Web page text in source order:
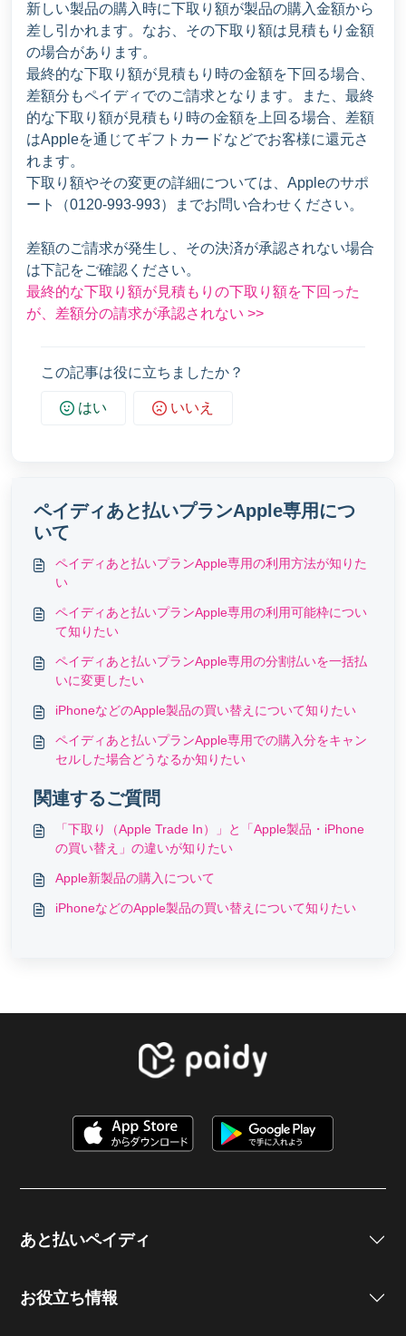
新しい製品の購入時に下取り額が製品の購入金額から
差し引かれます。なお、その下取り額は見積もり金額
の場合があります。
最終的な下取り額が見積もり時の金額を下回る場合、
差額分もペイディでのご請求となります。また、最終
的な下取り額が見積もり時の金額を上回る場合、差額
はAppleを通じてギフトカードなどでお客様に還元さ
れます。
下取り額やその変更の詳細については、Appleのサポ
ート（0120-993-993）までお問い合わせください。
差額のご請求が発生し、その決済が承認されない場合
は下記をご確認ください。
最終的な下取り額が見積もりの下取り額を下回った
が、差額分の請求が承認されない >>
この記事は役に立ちましたか？
はい いいえ
ペイディあと払いプランApple専用につ
いて
ペイディあと払いプランApple専用の利用方法が知りた
い
ペイディあと払いプランApple専用の利用可能枠につい
て知りたい
ペイディあと払いプランApple専用の分割払いを一括払
いに変更したい
iPhoneなどのApple製品の買い替えについて知りたい
ペイディあと払いプランApple専用での購入分をキャン
セルした場合どうなるか知りたい
関連するご質問
「下取り（Apple Trade In）」と「Apple製品・iPhone
の買い替え」の違いが知りたい
Apple新製品の購入について
iPhoneなどのApple製品の買い替えについて知りたい
あと払いペイディ
お役立ち情報